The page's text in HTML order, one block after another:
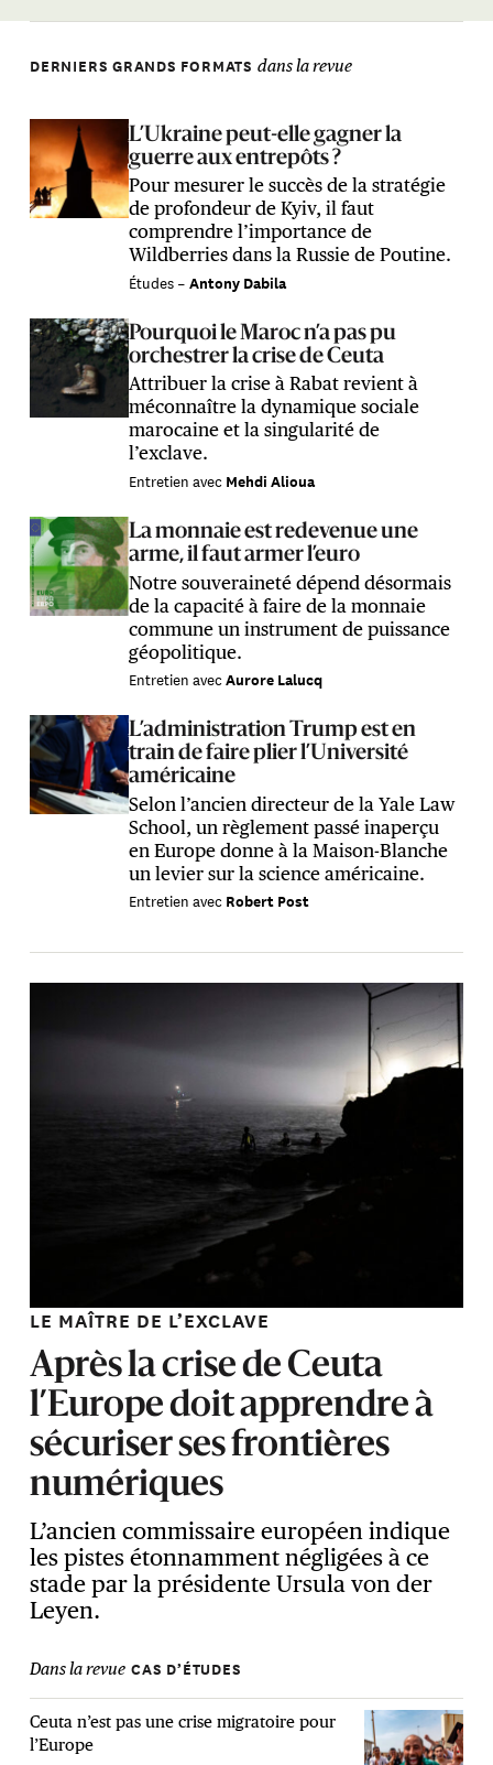
DERNIERS GRANDS FORMATS dans la revue
L’Ukraine peut-elle gagner la
guerre aux entrepôts ?
Pour mesurer le succès de la stratégie
de profondeur de Kyiv, il faut
comprendre l’importance de
Wildberries dans la Russie de Poutine.
Études –Antony Dabila
Pourquoi le Maroc n’a pas pu
orchestrer la crise de Ceuta
Attribuer la crise à Rabat revient à
méconnaître la dynamique sociale
marocaine et la singularité de
l’exclave.
EntretienavecMehdi Alioua
La monnaie est redevenue une
arme, il faut armer l’euro
Notre souveraineté dépend désormais
de la capacité à faire de la monnaie
commune un instrument de puissance
géopolitique.
EntretienavecAurore Lalucq
L’administration Trump est en
train de faire plier l’Université
américaine
Selon l’ancien directeur de la Yale Law
School, un règlement passé inaperçu
en Europe donne à la Maison-Blanche
un levier sur la science américaine.
EntretienavecRobert Post
LE MAÎTRE DE L’EXCLAVE
Après la crise de Ceuta
l’Europe doit apprendre à
sécuriser ses frontières
numériques
L’ancien commissaire européen indique
les pistes étonnamment négligées à ce
stade par la présidente Ursula von der
Leyen.
Dans la revue CAS D’ÉTUDES
Ceuta n’est pas une crise migratoire pour
l’Europe